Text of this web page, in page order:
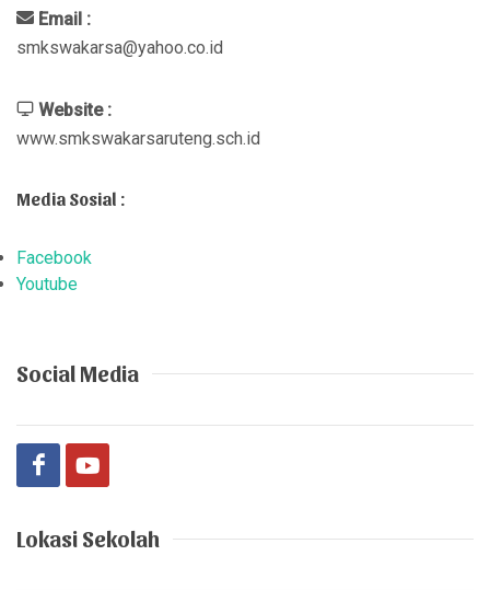
Email :
smkswakarsa@yahoo.co.id
Website :
www.smkswakarsaruteng.sch.id
Media Sosial :
Facebook
Youtube
Social Media
Lokasi Sekolah